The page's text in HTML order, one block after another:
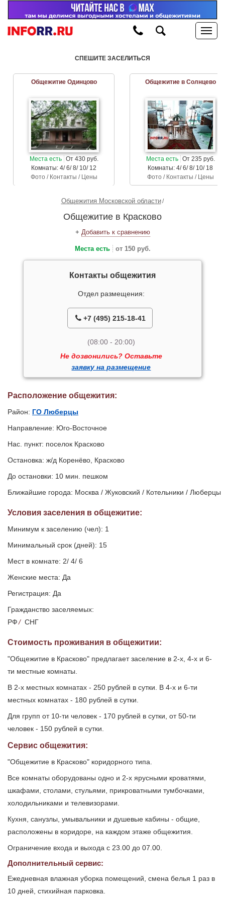
СПЕШИТЕ ЗАСЕЛИТЬСЯ
Общежитие Одинцово
Места есть От 430 руб.
Комнаты: 4/ 6/ 8/ 10/ 12
Фото / Контакты / Цены
Общежитие в Солнцево
Места есть От 235 руб.
Комнаты: 4/ 6/ 8/ 10/ 18
Фото / Контакты / Цены
Общежития Московской области
Общежитие в Красково
+ Добавить к сравнению
Места есть от 150 руб.
Контакты общежития
Отдел размещения:
+7 (495) 215-18-41
(08:00 - 20:00)
Не дозвонились? Оставьте
заявку на размещение
Расположение общежития:
Район: ГО Люберцы
Направление: Юго-Восточное
Нас. пункт: поселок Красково
Остановка: ж/д Коренёво, Красково
До остановки: 10 мин. пешком
Ближайшие города: Москва / Жуковский / Котельники / Люберцы
Условия заселения в общежитие:
Минимум к заселению (чел): 1
Минимальный срок (дней): 15
Мест в комнате: 2/ 4/ 6
Женские места: Да
Регистрация: Да
Гражданство заселяемых:
РФ/ СНГ
Стоимость проживания в общежитии:
"Общежитие в Красково" предлагает заселение в 2-х, 4-х и 6-
ти местные комнаты.
В 2-х местных комнатах - 250 рублей в сутки. В 4-х и 6-ти
местных комнатах - 180 рублей в сутки.
Для групп от 10-ти человек - 170 рублей в сутки, от 50-ти
человек - 150 рублей в сутки.
Сервис общежития:
"Общежитие в Красково" коридорного типа.
Все комнаты оборудованы одно и 2-х ярусными кроватями,
шкафами, столами, стульями, прикроватными тумбочками,
холодильниками и телевизорами.
Кухня, санузлы, умывальники и душевые кабины - общие,
расположены в коридоре, на каждом этаже общежития.
Ограничение входа и выхода с 23.00 до 07.00.
Дополнительный сервис:
Ежедневная влажная уборка помещений, смена белья 1 раз в
10 дней, стихийная парковка.